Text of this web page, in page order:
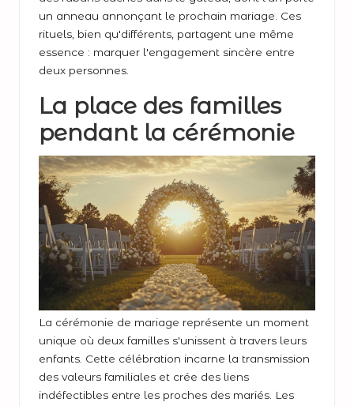
un anneau annonçant le prochain mariage. Ces
rituels, bien qu'différents, partagent une même
essence : marquer l'engagement sincère entre
deux personnes.
La place des familles
pendant la cérémonie
La cérémonie de mariage représente un moment
unique où deux familles s'unissent à travers leurs
enfants. Cette célébration incarne la transmission
des valeurs familiales et crée des liens
indéfectibles entre les proches des mariés. Les